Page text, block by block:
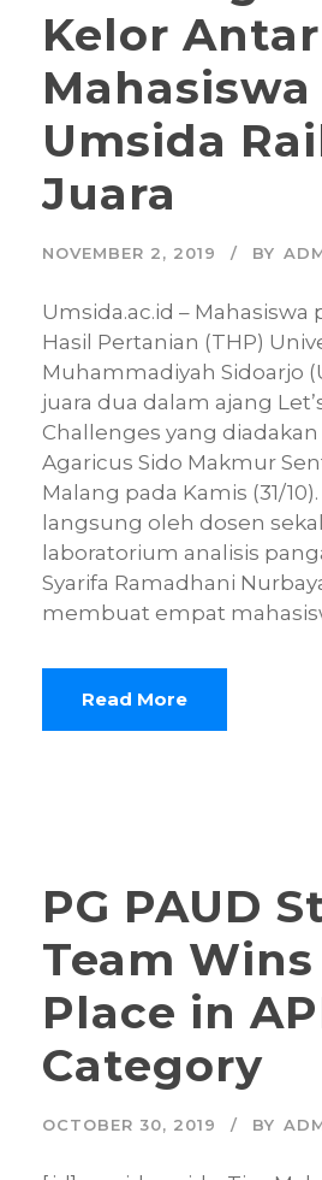
Kelor
Mahasiswa
Umsida
Juara
NOVEMBER 2, 2019 BY
Umsida.ac.id –
Hasil Pertanian (THP)
Muhammadiyah Sidoarjo
juara dua dalam ajang
Challenges yang diadakan
Agaricus Sido Makmur
Malang pada Kamis (31/
langsung oleh dosen
laboratorium analisis
Syarifa Ramadhani
membuat empat
Read More
PG PAUD
Team Wins
Place in
Category
OCTOBER 30, 2019 BY